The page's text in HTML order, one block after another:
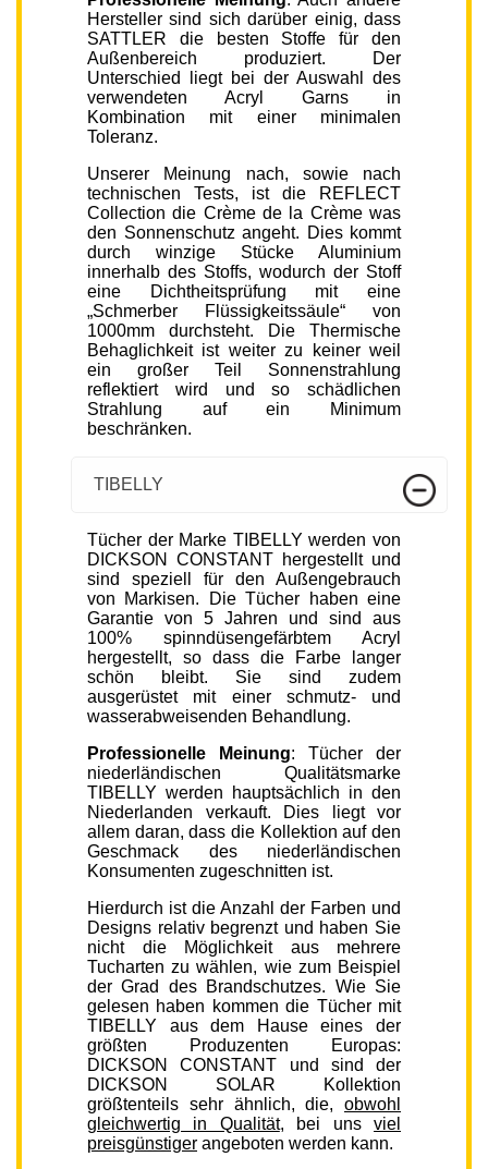
Hersteller sind sich darüber einig, dass
SATTLER die besten Stoffe für den
Außenbereich produziert. Der
Unterschied liegt bei der Auswahl des
verwendeten Acryl Garns in
Kombination mit einer minimalen
Toleranz.
Unserer Meinung nach, sowie nach
technischen Tests, ist die REFLECT
Collection die Crème de la Crème was
den Sonnenschutz angeht. Dies kommt
durch winzige Stücke Aluminium
innerhalb des Stoffs, wodurch der Stoff
eine Dichtheitsprüfung mit eine
„Schmerber Flüssigkeitssäule“ von
1000mm durchsteht. Die Thermische
Behaglichkeit ist weiter zu keiner weil
ein großer Teil Sonnenstrahlung
reflektiert wird und so schädlichen
Strahlung auf ein Minimum
beschränken.
TIBELLY
Tücher der Marke TIBELLY werden von
DICKSON CONSTANT hergestellt und
sind speziell für den Außengebrauch
von Markisen. Die Tücher haben eine
Garantie von 5 Jahren und sind aus
100% spinndüsengefärbtem Acryl
hergestellt, so dass die Farbe langer
schön bleibt. Sie sind zudem
ausgerüstet mit einer schmutz- und
wasserabweisenden Behandlung.
Professionelle Meinung: Tücher der
niederländischen Qualitätsmarke
TIBELLY werden hauptsächlich in den
Niederlanden verkauft. Dies liegt vor
allem daran, dass die Kollektion auf den
Geschmack des niederländischen
Konsumenten zugeschnitten ist.
Hierdurch ist die Anzahl der Farben und
Designs relativ begrenzt und haben Sie
nicht die Möglichkeit aus mehrere
Tucharten zu wählen, wie zum Beispiel
der Grad des Brandschutzes. Wie Sie
gelesen haben kommen die Tücher mit
TIBELLY aus dem Hause eines der
größten Produzenten Europas:
DICKSON CONSTANT und sind der
DICKSON SOLAR Kollektion
größtenteils sehr ähnlich, die, obwohl
gleichwertig in Qualität, bei unsviel
preisgünstiger angeboten werden kann.